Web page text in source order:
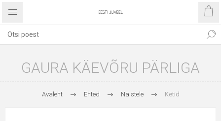
GAURA KÄEVÕRU PÄRLIGA
Avaleht Ehted Naistele Ketid